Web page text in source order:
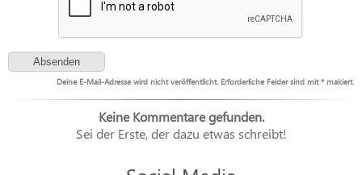
Deine E-Mail-Adresse wird nicht veröffentlicht. Erforderliche Felder sind mit * makiert.
Keine Kommentare gefunden.
Sei der Erste, der dazu etwas schreibt!